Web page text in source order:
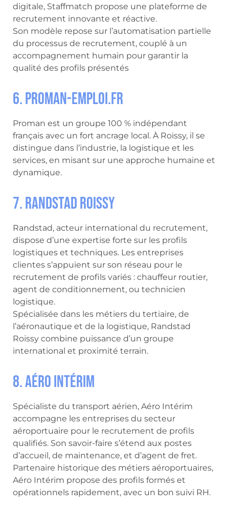
digitale, Staffmatch propose une plateforme de
recrutement innovante et réactive.
Son modèle repose sur l’automatisation partielle
du processus de recrutement, couplé à un
accompagnement humain pour garantir la
qualité des profils présentés
6. Proman-emploi.fr
Proman est un groupe 100 % indépendant
français avec un fort ancrage local. À Roissy, il se
distingue dans l’industrie, la logistique et les
services, en misant sur une approche humaine et
dynamique.
7. Randstad Roissy
Randstad, acteur international du recrutement,
dispose d’une expertise forte sur les profils
logistiques et techniques. Les entreprises
clientes s’appuient sur son réseau pour le
recrutement de profils variés : chauffeur routier,
agent de conditionnement, ou technicien
logistique.
Spécialisée dans les métiers du tertiaire, de
l’aéronautique et de la logistique, Randstad
Roissy combine puissance d’un groupe
international et proximité terrain.
8. Aéro Intérim
Spécialiste du transport aérien, Aéro Intérim
accompagne les entreprises du secteur
aéroportuaire pour le recrutement de profils
qualifiés. Son savoir-faire s’étend aux postes
d’accueil, de maintenance, et d’agent de fret.
Partenaire historique des métiers aéroportuaires,
Aéro Intérim propose des profils formés et
opérationnels rapidement, avec un bon suivi RH.